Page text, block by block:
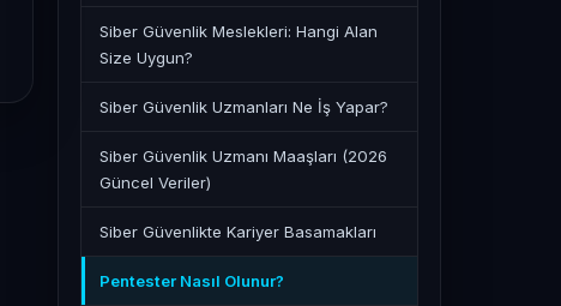
Siber Güvenlik Meslekleri: Hangi Alan
Size Uygun?
Siber Güvenlik Uzmanları Ne İş Yapar?
Siber Güvenlik Uzmanı Maaşları (2026
Güncel Veriler)
Siber Güvenlikte Kariyer Basamakları
Pentester Nasıl Olunur?